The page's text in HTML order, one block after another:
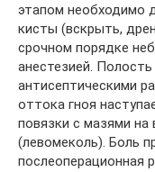
этапом необходимо
кисты (вскрыть,
срочном порядке
анестезией.
антисептическими
оттока гноя
повязки с мазями
(левомеколь). Боль
послеоперационная